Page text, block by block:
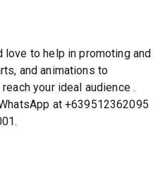
love to help in promoting and
and animations to
your ideal audience .
at +639512362095